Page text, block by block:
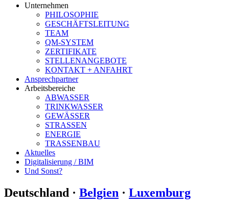
Unternehmen
PHILOSOPHIE
GESCHÄFTSLEITUNG
TEAM
QM-SYSTEM
ZERTIFIKATE
STELLENANGEBOTE
KONTAKT + ANFAHRT
Ansprechpartner
Arbeitsbereiche
ABWASSER
TRINKWASSER
GEWÄSSER
STRASSEN
ENERGIE
TRASSENBAU
Aktuelles
Digitalisierung / BIM
Und Sonst?
Deutschland · Belgien · Luxemburg